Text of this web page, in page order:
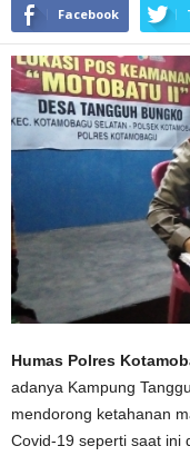
Facebook
Humas Polres
adanya Kampung
mendorong ketahanan
Covid-19 seperti saat ini